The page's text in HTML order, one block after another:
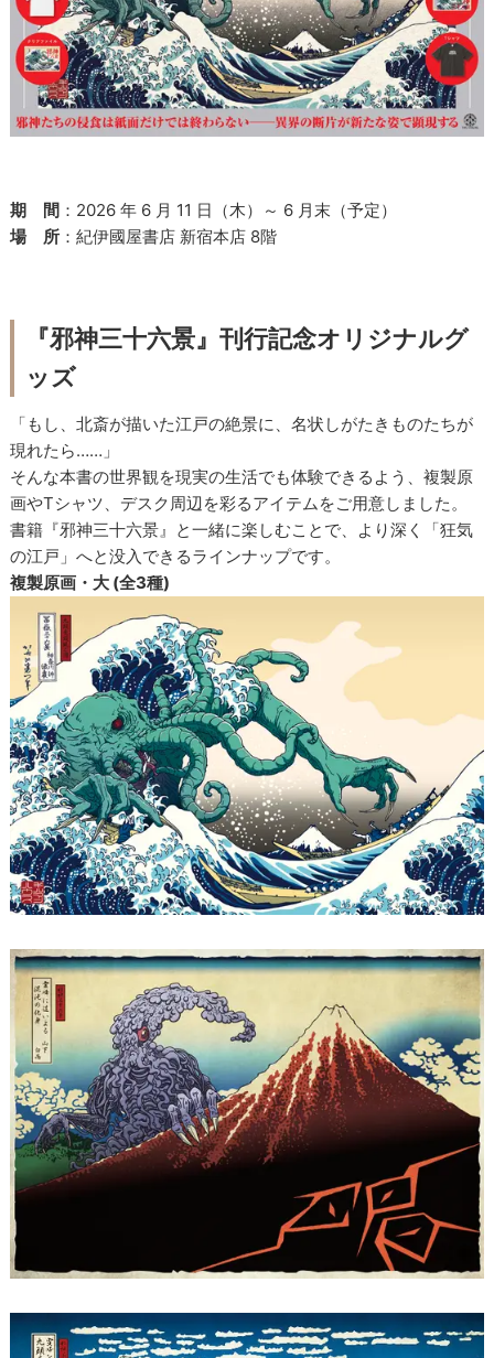
期 間 ：2026 年 6 月 11 日（木）～ 6 月末（予定）
場 所 ：紀伊國屋書店 新宿本店 8階
『邪神三十六景』刊行記念オリジナルグ
ッズ
「もし、北斎が描いた江戸の絶景に、名状しがたきものたちが
現れたら……」
そんな本書の世界観を現実の生活でも体験できるよう、複製原
画やTシャツ、デスク周辺を彩るアイテムをご用意しました。
書籍『邪神三十六景』と一緒に楽しむことで、より深く「狂気
の江戸」へと没入できるラインナップです。
複製原画・大 (全3種)